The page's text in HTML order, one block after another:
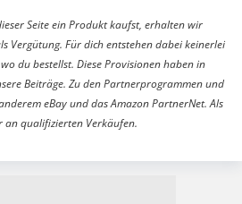
Seite ein Produkt kaufst, erhalten wir
Vergütung. Für dich entstehen dabei keinerlei
du bestellst. Diese Provisionen haben in
Beiträge. Zu den Partnerprogrammen und
eBay und das Amazon PartnerNet. Als
an qualifizierten Verkäufen.